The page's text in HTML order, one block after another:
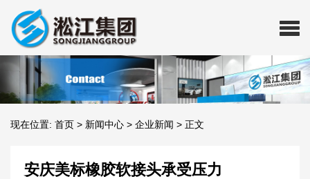
现在位置: 首页 > 新闻中心 > 企业新闻 > 正文
安庆美标橡胶软接头承受压力